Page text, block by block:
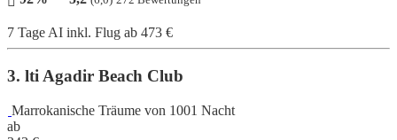
7 Tage AI inkl. Flug ab 473 €
3. lti Agadir Beach Club
Marrokanische Träume von 1001 Nacht
ab